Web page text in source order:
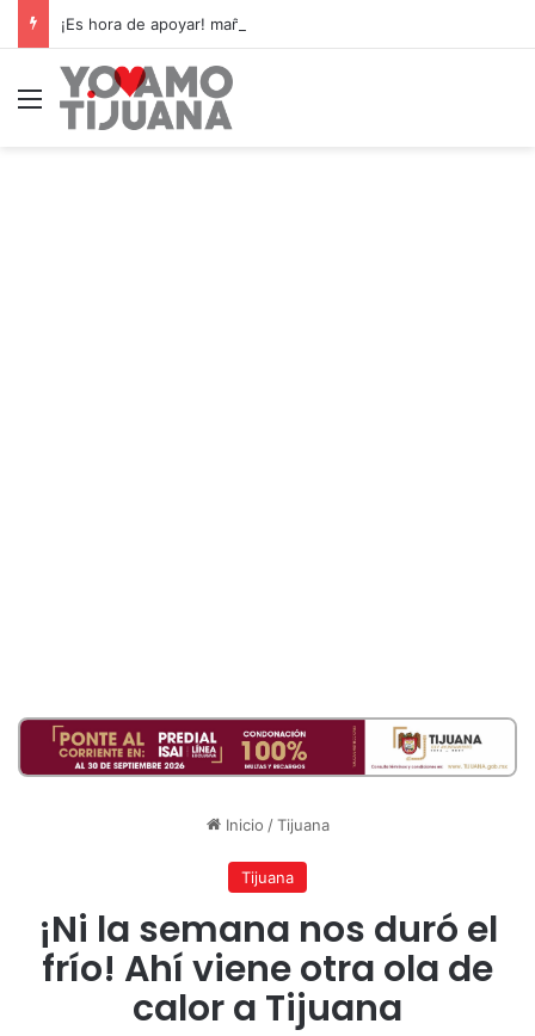
Menú
Inicio / Tijuana
Tijuana
¡Ni la semana nos duró el
frío! Ahí viene otra ola de
calor a Tijuana